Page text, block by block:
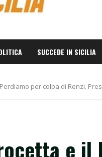
SUCCEDE IN SICILIA
per colpa di Renzi.
e il